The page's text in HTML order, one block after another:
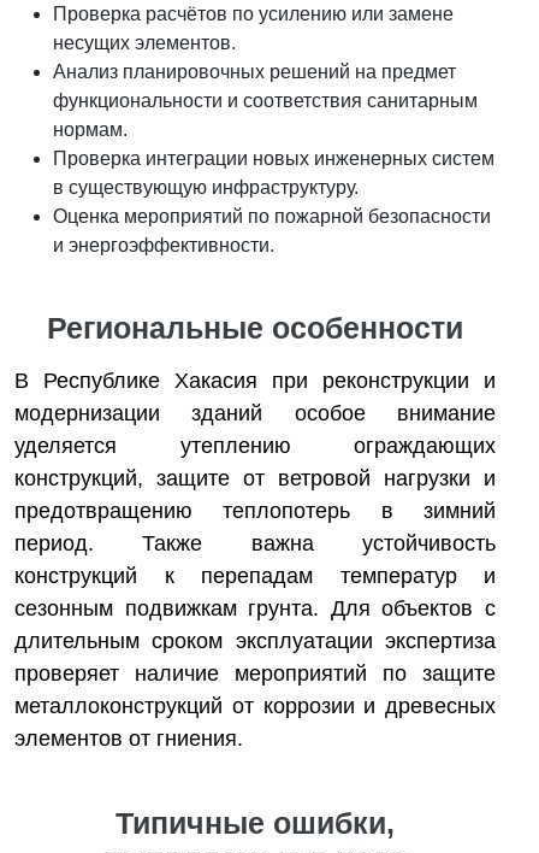
Проверка расчётов по усилению или замене
несущих элементов.
Анализ планировочных решений на предмет
функциональности и соответствия санитарным
нормам.
Проверка интеграции новых инженерных систем
в существующую инфраструктуру.
Оценка мероприятий по пожарной безопасности
и энергоэффективности.
Региональные особенности
В Республике Хакасия при реконструкции и
модернизации зданий особое внимание
уделяется утеплению ограждающих
конструкций, защите от ветровой нагрузки и
предотвращению теплопотерь в зимний
период. Также важна устойчивость
конструкций к перепадам температур и
сезонным подвижкам грунта. Для объектов с
длительным сроком эксплуатации экспертиза
проверяет наличие мероприятий по защите
металлоконструкций от коррозии и древесных
элементов от гниения.
Типичные ошибки,